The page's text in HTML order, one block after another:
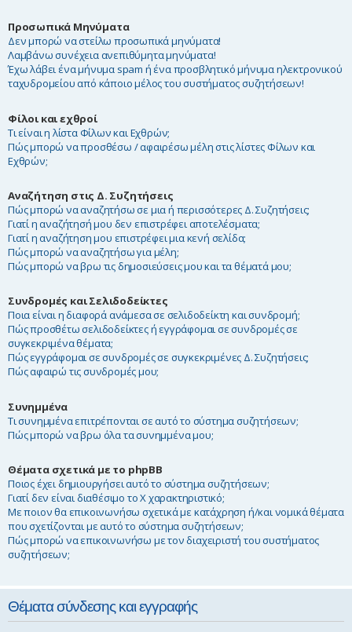
Προσωπικά Μηνύματα
Δεν μπορώ να στείλω προσωπικά μηνύματα!
Λαμβάνω συνέχεια ανεπιθύμητα μηνύματα!
Έχω λάβει ένα μήνυμα spam ή ένα προσβλητικό μήνυμα ηλεκτρονικού
ταχυδρομείου από κάποιο μέλος του συστήματος συζητήσεων!
Φίλοι και εχθροί
Τι είναι η λίστα Φίλων και Εχθρών;
Πώς μπορώ να προσθέσω / αφαιρέσω μέλη στις λίστες Φίλων και
Εχθρών;
Αναζήτηση στις Δ. Συζητήσεις
Πώς μπορώ να αναζητήσω σε μια ή περισσότερες Δ. Συζητήσεις;
Γιατί η αναζήτησή μου δεν επιστρέφει αποτελέσματα;
Γιατί η αναζήτηση μου επιστρέφει μια κενή σελίδα;
Πώς μπορώ να αναζητήσω για μέλη;
Πώς μπορώ να βρω τις δημοσιεύσεις μου και τα θέματά μου;
Συνδρομές και Σελιδοδείκτες
Ποια είναι η διαφορά ανάμεσα σε σελιδοδείκτη και συνδρομή;
Πώς προσθέτω σελιδοδείκτες ή εγγράφομαι σε συνδρομές σε
συγκεκριμένα θέματα;
Πώς εγγράφομαι σε συνδρομές σε συγκεκριμένες Δ. Συζητήσεις;
Πώς αφαιρώ τις συνδρομές μου;
Συνημμένα
Τι συνημμένα επιτρέπονται σε αυτό το σύστημα συζητήσεων;
Πώς μπορώ να βρω όλα τα συνημμένα μου;
Θέματα σχετικά με το phpBB
Ποιος έχει δημιουργήσει αυτό το σύστημα συζητήσεων;
Γιατί δεν είναι διαθέσιμο το Χ χαρακτηριστικό;
Με ποιον θα επικοινωνήσω σχετικά με κατάχρηση ή/και νομικά θέματα
που σχετίζονται με αυτό το σύστημα συζητήσεων;
Πώς μπορώ να επικοινωνήσω με τον διαχειριστή του συστήματος
συζητήσεων;
Θέματα σύνδεσης και εγγραφής